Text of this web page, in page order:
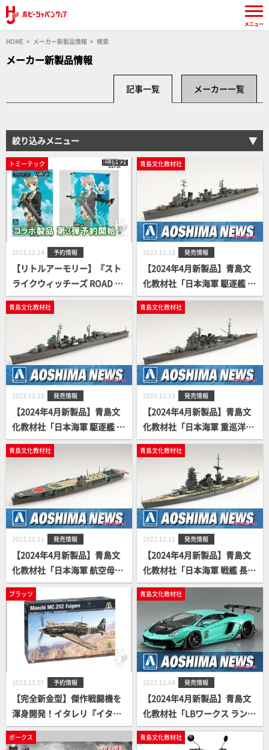
HOME メーカー新製品情報 検索
メーカー新製品情報
記事一覧 メーカー一覧
絞り込みメニュー
トミーテック
2023.12.14 予約情報
【リトルアーモリー】『スト
ライクウィッチーズ ROAD to
BERLIN』コラボ製品第3弾が
予約開始！
青島文化教材社
2023.12.12 発売情報
【2024年4月新製品】青島文
化教材社「日本海軍 駆逐艦 雪
風」
青島文化教材社
2023.12.12 発売情報
【2024年4月新製品】青島文
化教材社「日本海軍 駆逐艦 涼
月」
青島文化教材社
2023.12.11 発売情報
【2024年4月新製品】青島文
化教材社「日本海軍 重巡洋艦
高雄」
青島文化教材社
2023.12.11 発売情報
【2024年4月新製品】青島文
化教材社「日本海軍 航空母艦
飛龍」
青島文化教材社
2023.12.11 発売情報
【2024年4月新製品】青島文
化教材社「日本海軍 戦艦 長
門」
プラッツ
2023.12.07 予約情報
【完全新金型】傑作戦闘機を
渾身開発！イタレリ『イタリ
ア空軍 マッキ MC.202 フォル
ゴーレ』
青島文化教材社
2023.12.04 発売情報
【2024年4月新製品】青島文
化教材社「LBワークス ランボ
ルギーニ アヴェンタドール リ
ミテッドエディション Ver.
ボークス 青島文化教材社
メニュー